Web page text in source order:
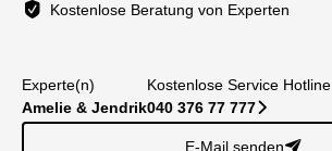
Kostenlose Beratung von Experten
Experte(n)
Amelie & Jendrik
Kostenlose Service Hotline
040 376 77 777􀆊
E-Mail senden􀈠